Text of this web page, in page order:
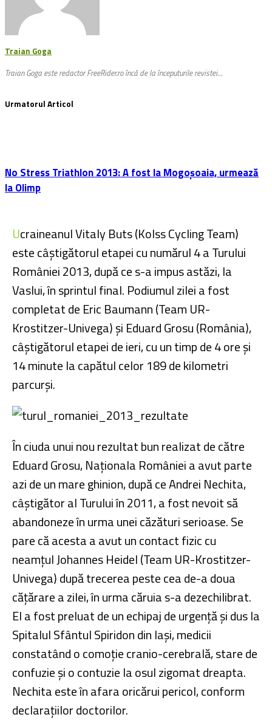
Traian Goga
Traian Goga este redactor FreeRider.ro încă de la începuturile revistei…
Urmatorul Articol
No Stress Triathlon 2013: A fost la Mogoșoaia, urmează
la Olimp
Ucraineanul Vitaly Buts (Kolss Cycling Team)
este câștigătorul etapei cu numărul 4 a Turului
României 2013, după ce s-a impus astăzi, la
Vaslui, în sprintul final. Podiumul zilei a fost
completat de Eric Baumann (Team UR-
Krostitzer-Univega) și Eduard Grosu (România),
câștigătorul etapei de ieri, cu un timp de 4 ore și
14 minute la capătul celor 189 de kilometri
parcurși.
În ciuda unui nou rezultat bun realizat de către
Eduard Grosu, Naționala României a avut parte
azi de un mare ghinion, după ce Andrei Nechita,
câștigător al Turului în 2011, a fost nevoit să
abandoneze în urma unei căzături serioase. Se
pare că acesta a avut un contact fizic cu
neamțul Johannes Heidel (Team UR-Krostitzer-
Univega) după trecerea peste cea de-a doua
cățărare a zilei, în urma căruia s-a dezechilibrat.
El a fost preluat de un echipaj de urgență și dus la
Spitalul Sfântul Spiridon din Iași, medicii
constatând o comoţie cranio-cerebrală, stare de
confuzie şi o contuzie la osul zigomat dreapta.
Nechita este în afara oricărui pericol, conform
declaraţiilor doctorilor.